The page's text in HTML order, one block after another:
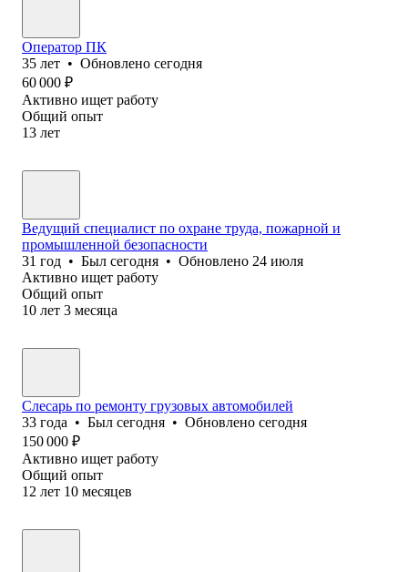
Оператор ПК
35 лет • Обновлено сегодня
60 000 ₽
Активно ищет работу
Общий опыт
13 лет
Ведущий специалист по охране труда, пожарной и
промышленной безопасности
31 год • Был сегодня • Обновлено 24 июля
Активно ищет работу
Общий опыт
10 лет 3 месяца
Слесарь по ремонту грузовых автомобилей
33 года • Был сегодня • Обновлено сегодня
150 000 ₽
Активно ищет работу
Общий опыт
12 лет 10 месяцев